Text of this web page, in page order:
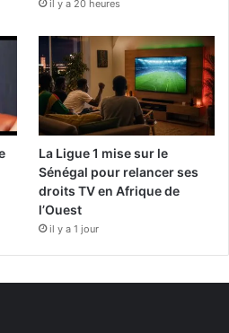
il y a 20 heures
La Ligue 1 mise sur le
Sénégal pour relancer ses
droits TV en Afrique de
l’Ouest
il y a 1 jour